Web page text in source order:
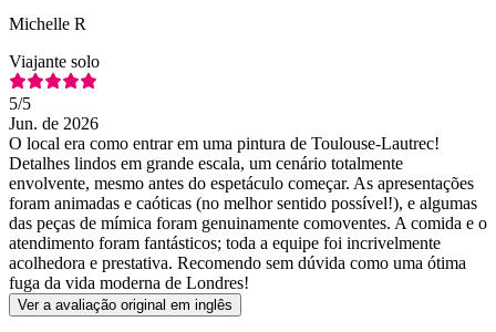
Michelle R
Viajante solo
5/5
Jun. de 2026
O local era como entrar em uma pintura de Toulouse-Lautrec!
Detalhes lindos em grande escala, um cenário totalmente
envolvente, mesmo antes do espetáculo começar. As apresentações
foram animadas e caóticas (no melhor sentido possível!), e algumas
das peças de mímica foram genuinamente comoventes. A comida e o
atendimento foram fantásticos; toda a equipe foi incrivelmente
acolhedora e prestativa. Recomendo sem dúvida como uma ótima
fuga da vida moderna de Londres!
Ver a avaliação original em inglês